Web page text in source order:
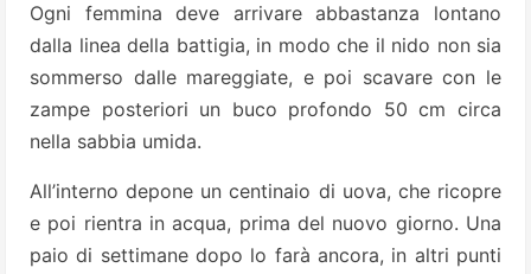
Ogni femmina deve arrivare abbastanza lontano
dalla linea della battigia, in modo che il nido non sia
sommerso dalle mareggiate, e poi scavare con le
zampe posteriori un buco profondo 50 cm circa
nella sabbia umida.
All’interno depone un centinaio di uova, che ricopre
e poi rientra in acqua, prima del nuovo giorno. Una
paio di settimane dopo lo farà ancora, in altri punti